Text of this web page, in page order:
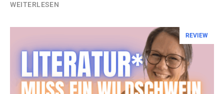
WEITERLESEN
REVIEW